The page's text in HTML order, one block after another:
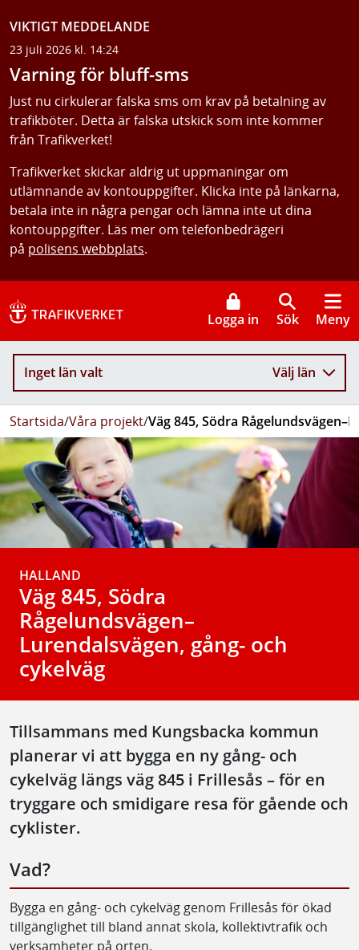
VIKTIGT MEDDELANDE
23 juli 2026 kl. 14:24
Varning för bluff-sms
Just nu cirkulerar falska sms om krav på betalning av
trafikböter. Detta är falska utskick som inte kommer
från Trafikverket!
Trafikverket skickar aldrig ut uppmaningar om
utlämnande av kontouppgifter. Klicka inte på länkarna,
betala inte in några pengar och lämna inte ut dina
kontouppgifter. Läs mer om telefonbedrägeri
på polisens webbplats.
Logga in Sök Meny
Inget län valt Välj län
Startsida/Våra projekt/Väg 845, Södra
HALLAND
Väg 845, Södra
Rågelundsvägen–
Lurendalsvägen, gång- och
cykelväg
Tillsammans med Kungsbacka kommun
planerar vi att bygga en ny gång- och
cykelväg längs väg 845 i Frillesås – för en
tryggare och smidigare resa för gående och
cyklister.
Vad?
Bygga en gång- och cykelväg genom Frillesås för ökad
tillgänglighet till bland annat skola, kollektivtrafik och
verksamheter på orten.